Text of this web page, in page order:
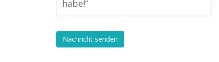
habe!“
Nachricht senden